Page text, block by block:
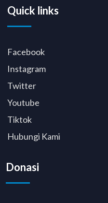
Quick links
Facebook
Instagram
Twitter
Youtube
Tiktok
Hubungi Kami
Donasi